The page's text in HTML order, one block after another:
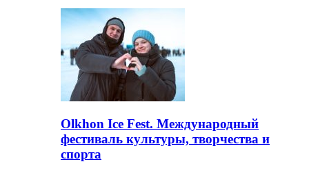
Olkhon Ice Fest. Международный
фестиваль культуры, творчества и
спорта